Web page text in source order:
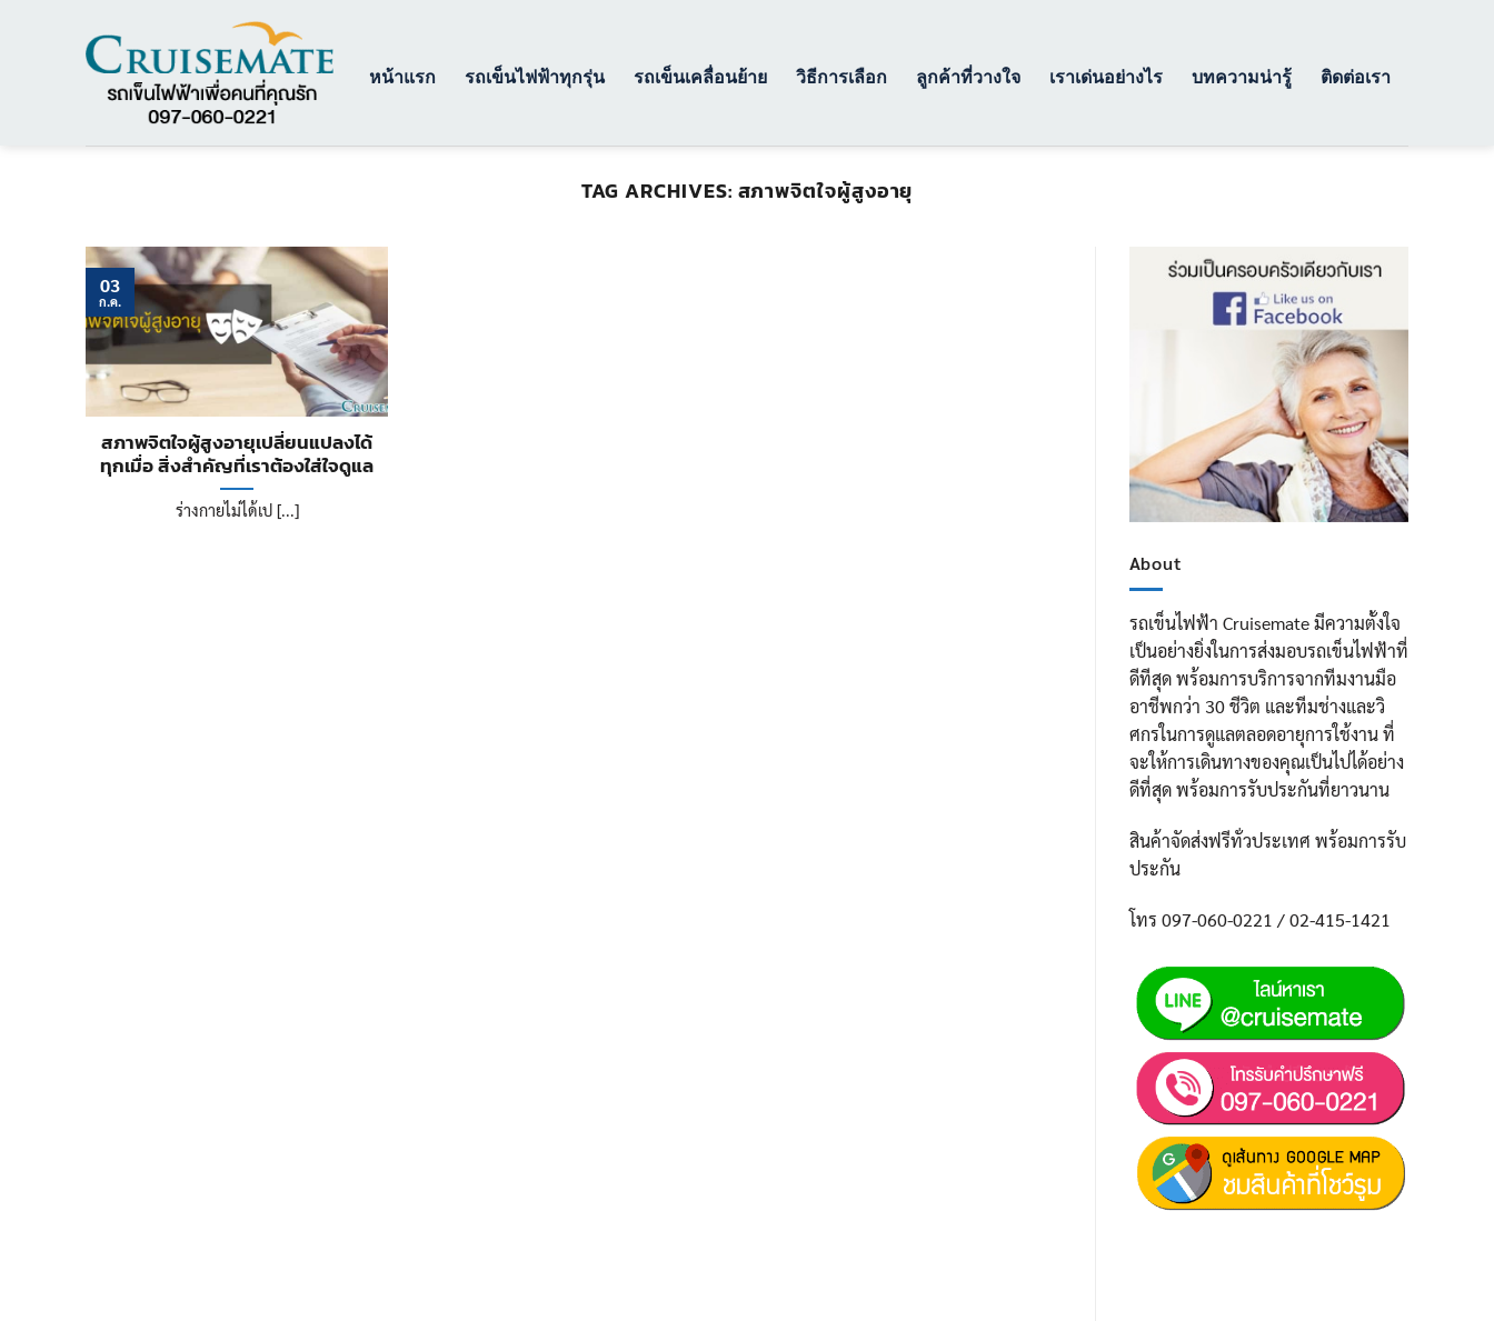
หน้าแรก รถเข็นไฟฟ้าทุกรุ่น รถเข็นเคลื่อนย้าย วิธีการเลือก ลูกค้าที่วางใจ เราเด่นอย่างไร บทความน่ารู้ ติดต่อเรา
TAG ARCHIVES: สภาพจิตใจผู้สูงอายุ
สภาพจิตใจผู้สูงอายุเปลี่ยนแปลงได้
ทุกเมื่อ สิ่งสำคัญที่เราต้องใส่ใจดูแล
ร่างกายไม่ได้เป [...]
03
ก.ค.
About
รถเข็นไฟฟ้า Cruisemate มีความตั้งใจ
เป็นอย่างยิ่งในการส่งมอบรถเข็นไฟฟ้าที่
ดีทีสุด พร้อมการบริการจากทีมงานมือ
อาชีพกว่า 30 ชีวิต และทีมช่างและวิ
ศกรในการดูแลตลอดอายุการใช้งาน ที่
จะให้การเดินทางของคุณเป็นไปได้อย่าง
ดีที่สุด พร้อมการรับประกันที่ยาวนาน
สินค้าจัดส่งฟรีทั่วประเทศ พร้อมการรับ
ประกัน
โทร 097-060-0221 / 02-415-1421